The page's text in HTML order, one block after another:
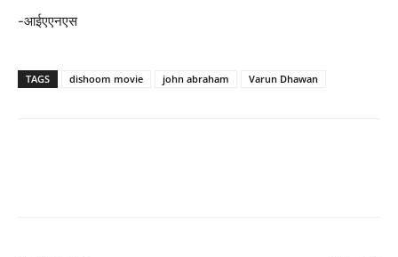
-आईएएनएस
TAGS dishoom movie john abraham Varun Dhawan